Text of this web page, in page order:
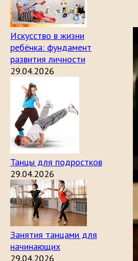
Искусство в жизни
ребёнка: фундамент
развития личности
29.04.2026
Танцы для подростков
29.04.2026
Занятия танцами для
начинающих
29.04.2026